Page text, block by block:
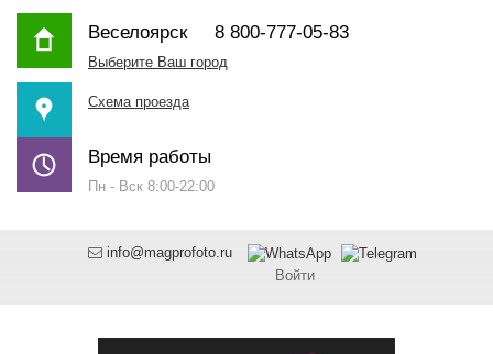
Веселоярск8 800-777-05-83
Выберите Ваш город
Схема проезда
Время работы
Пн - Вск 8:00-22:00
info@magprofoto.ru
Войти